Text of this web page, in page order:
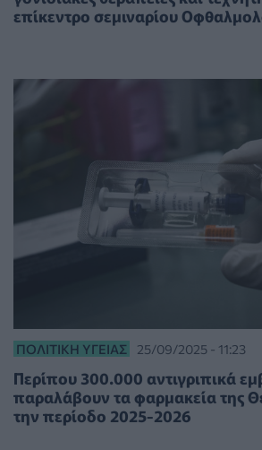
επίκεντρο σεμιναρίου
ΠΟΛΙΤΙΚΉ ΥΓΕΊΑΣ 25/09/2025 - 11:23
Περίπου 300.000 αντιγριπικά
παραλάβουν τα φαρμακεία της
την περίοδο 2025-2026